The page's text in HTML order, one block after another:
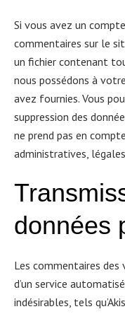
Si vous avez un
commentaires sur le
un fichier contenant
nous possédons à
avez fournies. Vous
suppression des
ne prend pas en
administratives,
données
Les commentaires des
d’un service
indésirables, tels